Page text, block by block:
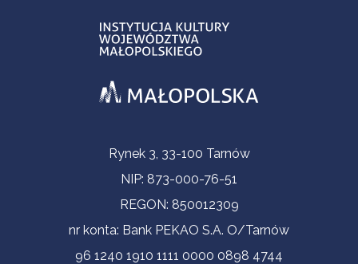
Informacje kontaktoweRynek 3, 33-100 Tarnów
NIP: 873-000-76-51
REGON: 850012309
nr konta: Bank PEKAO S.A. O/Tarnów
96 1240 1910 1111 0000 0898 4744